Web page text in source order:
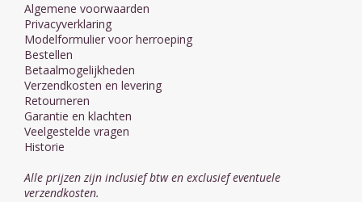
Algemene voorwaarden
Privacyverklaring
Modelformulier voor herroeping
Bestellen
Betaalmogelijkheden
Verzendkosten en levering
Retourneren
Garantie en klachten
Veelgestelde vragen
Historie
Alle prijzen zijn inclusief btw en exclusief eventuele
verzendkosten.